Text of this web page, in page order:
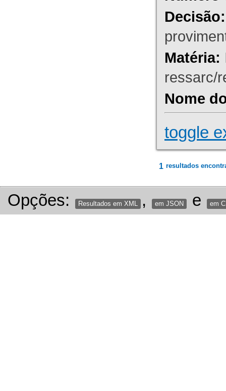
Decisão:
Matéria:
ressarc/
Nome
toggle
1 resultados
Opções: Resultados em XML , em JSON e em